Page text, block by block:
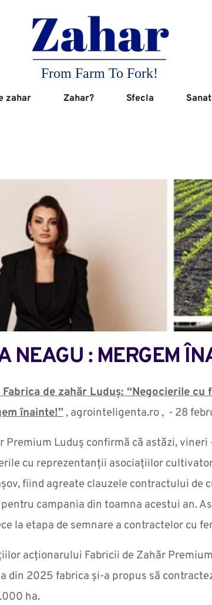
From Farm To Fork!
zahar Zahar? Sfecla
NEAGU : MERGEM
Fabrica de zahăr Luduș: “Negocierile
înainte!”, agrointeligenta.ro , - 28
Premium Luduș confirmă că astăzi, vineri
cu reprezentanții asociațiilor
fiind agreate clauzele contractului de
campania din toamna acestui an.
la etapa de semnare a contractelor cu
acționarului Fabricii de Zahăr
din 2025 fabrica și-a propus să
ha.